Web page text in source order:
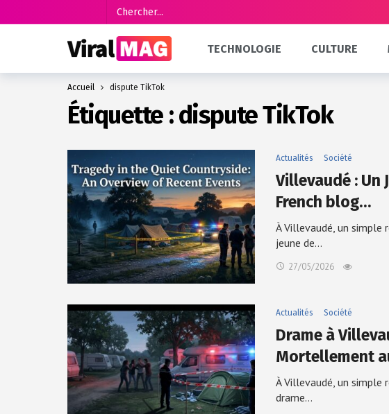
TECHNOLOGIE CULTURE
Accueil dispute TikTok
Étiquette :dispute TikTok
Actualités Société
Villevaudé : Un
French blog…
À Villevaudé, un simple
jeune de…
27/05/2026
Actualités Société
Drame à
Mortellement
À Villevaudé, un simple
drame…